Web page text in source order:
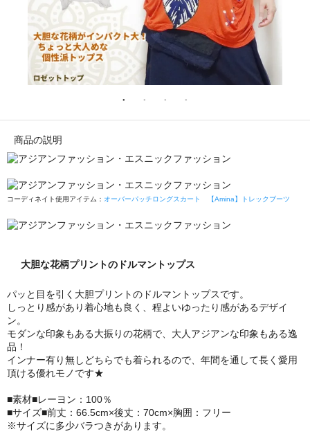
商品の説明
コーディネイト使用アイテム： オーバーパッチロングスカート 【Amina】トレックブーツ
大胆な花柄プリントのドルマントップス
パッと目を引く大胆プリントのドルマントップスです。
しっとり感があり着心地も良く、程よいゆったり感があるデザイ
ン。
モダンな印象もある大振りの花柄で、大人アジアンな印象もある逸
品！
インナー有り無しどちらでも着られるので、年間を通して長く愛用
頂ける優れモノです★
■素材■レーヨン：100％
■サイズ■前丈：66.5cm×後丈：70cm×胸囲：フリー
※サイズに多少バラつきがあります。